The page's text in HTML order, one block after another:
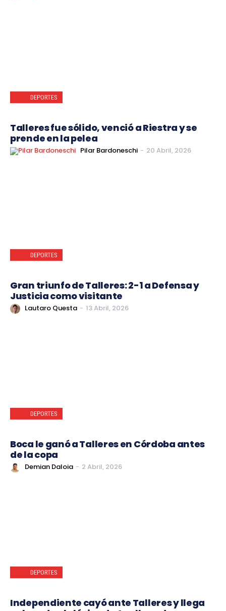
DEPORTES
Talleres fue sólido, venció a Riestra y se
prende en la pelea
Pilar Bardoneschi - 20 Abril, 2026
DEPORTES
Gran triunfo de Talleres: 2-1 a Defensa y
Justicia como visitante
Lautaro Questa - 13 Abril, 2026
DEPORTES
Boca le ganó a Talleres en Córdoba antes
de la copa
Demian Daloia - 2 Abril, 2026
DEPORTES
Independiente cayó ante Talleres y llega